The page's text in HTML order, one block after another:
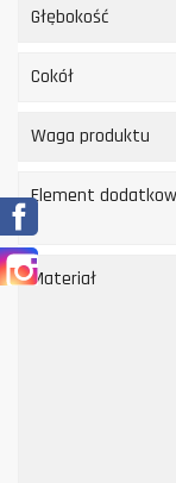
Głębokość
Cokół
Waga produktu
Element
Materiał
Facebook